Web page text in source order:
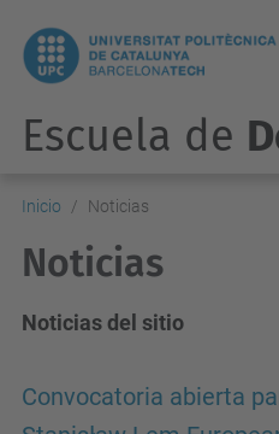
Escuela de
Inicio Noticias
Noticias
Noticias del sitio
Convocatoria abierta